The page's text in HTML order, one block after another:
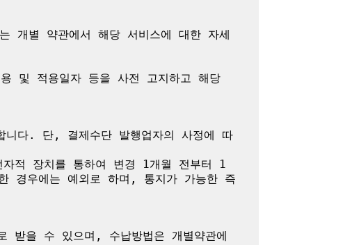
개별 약관에서 해당 서비스에 대한 자세
및 적용일자 등을 사전 고지하고 해당
니다. 단, 결제수단 발행업자의 사정에 따
적 장치를 통하여 변경 1개월 전부터 1
경우에는 예외로 하며, 통지가 가능한 즉
받을 수 있으며, 수납방법은 개별약관에